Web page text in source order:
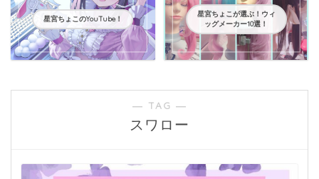
星宮ちょこのYouTube！
星宮ちょこが選ぶ！ウィ
ッグメーカー10選！
― TAG ―
スワロー